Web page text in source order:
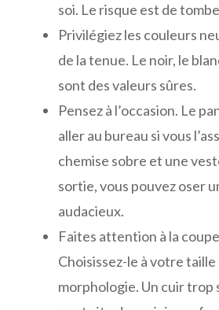
soi. Le risque est de
Privilégiez les couleurs
de la tenue. Le noir, le
sont des valeurs sûres.
Pensez à l’occasion. Le
aller au bureau si vous
chemise sobre et une
sortie, vous pouvez oser
audacieux.
Faites attention à la
Choisissez-le à votre
morphologie. Un cuir trop